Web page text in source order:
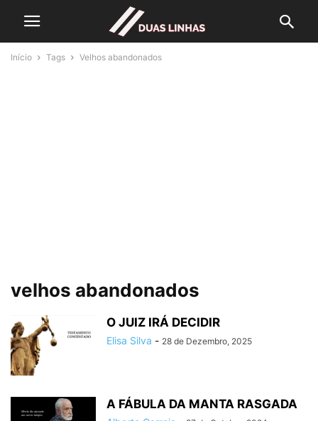
Início Tags Velhos abandonados
velhos abandonados
O JUIZ IRÁ DECIDIR
Elisa Silva - 28 de Dezembro, 2025
A FÁBULA DA MANTA RASGADA